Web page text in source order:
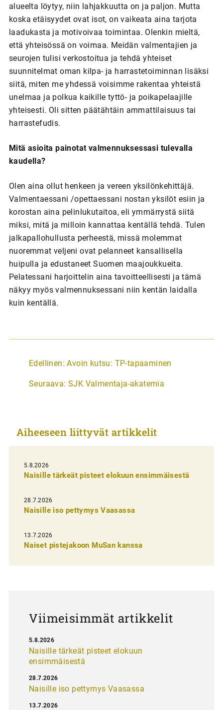
alueelta löytyy, niin lahjakkuutta on ja paljon. Mutta
koska etäisyydet ovat isot, on vaikeata aina tarjota
laadukasta ja motivoivaa toimintaa. Olenkin mieltä,
että yhteisössä on voimaa. Meidän valmentajien ja
seurojen tulisi verkostoitua ja tehdä yhteiset
suunnitelmat oman kilpa- ja harrastetoiminnan lisäksi
siitä, miten me yhdessä voisimme rakentaa yhteistä
unelmaa ja polkua kaikille tyttö- ja poikapelaajille
yhteisesti. Oli sitten päätähtäin ammattilaisuus tai
harrastefudis.
Mitä asioita painotat valmennuksessasi tulevalla
kaudella?
Olen aina ollut henkeen ja vereen yksilönkehittäjä.
Valmentaessani /opettaessani nostan yksilöt esiin ja
korostan aina pelinlukutaitoa, eli ymmärrystä siitä
miksi, mitä ja milloin kannattaa kentällä tehdä. Tulen
jalkapallohullusta perheestä, missä molemmat
nuoremmat veljeni ovat pelanneet kansallisella
huipulla ja edustaneet Suomen maajoukkueita.
Pelatessani harjoittelin aina tavoitteellisesti ja tämä
näkyy myös valmennuksessani niin kentän laidalla
kuin kentällä.
A
t
k
e
l
i
e
n
e
Edellinen: Avoin kutsu: TP-tapaaminen
Seuraava: SJK Valmentaja-akatemia
Aiheeseen liittyvät artikkelit
5.8.2026
Naisille tärkeät pisteet elokuun ensimmäisestä
28.7.2026
Naisille iso pettymys Vaasassa
13.7.2026
Naiset pistejakoon MuSan kanssa
Viimeisimmät artikkelit
Naisille tärkeät pisteet elokuun
ensimmäisestä
5.8.2026
Naisille iso pettymys Vaasassa
28.7.2026
13.7.2026